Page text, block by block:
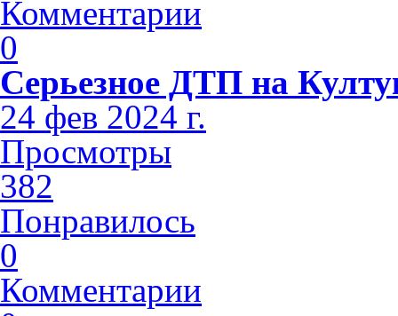
Комментарии
0
Серьезное ДТП на
24 фев 2024 г.
Просмотры
382
Понравилось
0
Комментарии